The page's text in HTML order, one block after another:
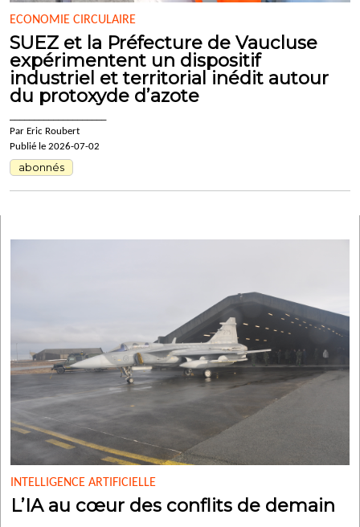
ECONOMIE CIRCULAIRE
SUEZ et la Préfecture de Vaucluse
expérimentent un dispositif
industriel et territorial inédit autour
du protoxyde d’azote
Par Eric Roubert
Publié le 2026-07-02
abonnés
INTELLIGENCE ARTIFICIELLE
L’IA au cœur des conflits de demain